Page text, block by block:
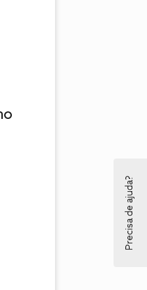
Precisa de ajuda?